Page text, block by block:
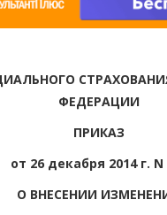
ФЕДЕРАЦИИ
ПРИКАЗ
от 26 декабря 2014 г. N
О ВНЕСЕНИИ